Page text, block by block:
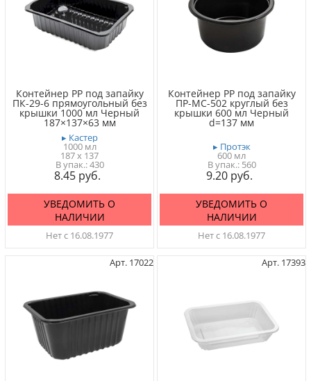
Контейнер PP под запайку
ПК-29-6 прямоугольный без
крышки 1000 мл Черный
187×137×63 мм
▸ Кастер
1000 мл
187 x 137
430
8.45
УВЕДОМИТЬ О
НАЛИЧИИ
Нет с 16.08.1977
Контейнер PP под запайку
ПР-МС-502 круглый без
крышки 600 мл Черный
d=137 мм
▸ Протэк
600 мл
560
9.20
УВЕДОМИТЬ О
НАЛИЧИИ
Нет с 16.08.1977
Арт. 17022 Арт. 17393